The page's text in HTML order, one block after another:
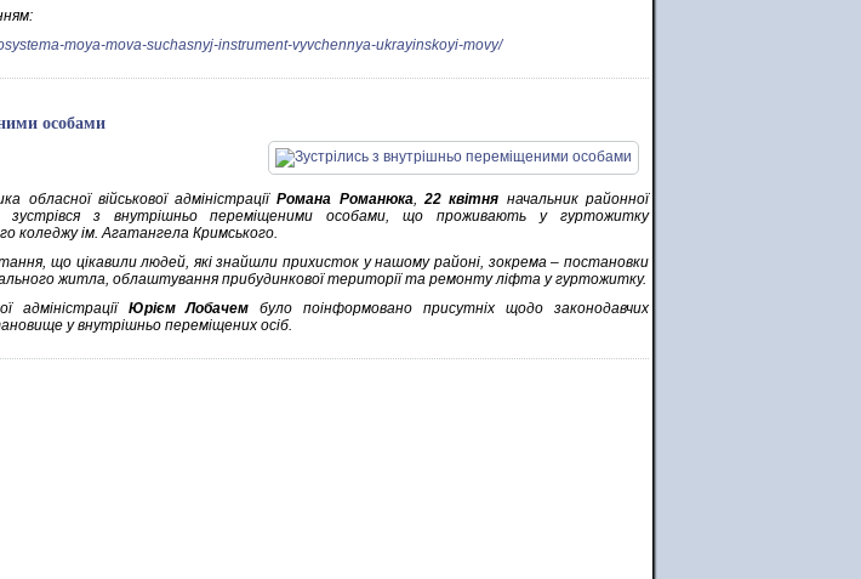
moya-mova-suchasnyj-instrument-vyvchennya-ukrayinskoyi-movy/
особами
військової адміністраціїРомана Романюка, 22 квітня начальник районної
з внутрішньо переміщеними особами, що проживають у гуртожитку
коледжу ім. Агатангела Кримського.
що цікавили людей, які знайшли прихисток у нашому районі, зокрема – постановки
житла, облаштування прибудинкової території та ремонту ліфта у гуртожитку.
адміністрації Юрієм Лобачем було поінформовано присутніх щодо законодавчих
у внутрішньо переміщених осіб.